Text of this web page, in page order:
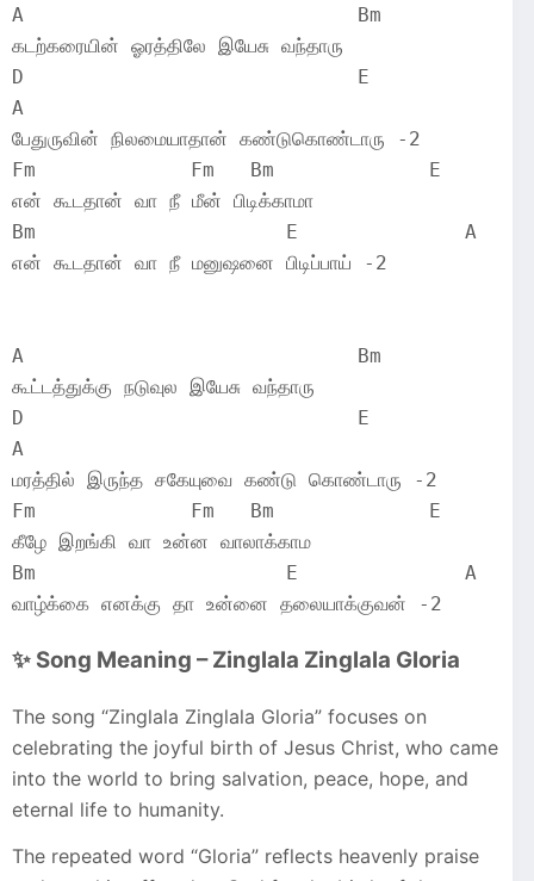
A                            Bm
கடற்கரையின் ஓரத்திலே இயேசு வந்தாரு
D                            E
A
பேதுருவின் நிலமையாதான் கண்டுகொண்டாரு -2
Fm             Fm   Bm             E
என் கூடதான் வா நீ மீன் பிடிக்காமா
Bm                     E              A
என் கூடதான் வா நீ மனுஷனை பிடிப்பாய் -2
A                            Bm
கூட்டத்துக்கு நடுவுல இயேசு வந்தாரு
D                            E
A
மரத்தில் இருந்த சகேயுவை கண்டு கொண்டாரு -2
Fm             Fm   Bm             E
கீழே இறங்கி வா உன்ன வாலாக்காம
Bm                     E              A
வாழ்க்கை எனக்கு தா உன்னை தலையாக்குவன் -2
✨ Song Meaning – Zinglala Zinglala Gloria
The song “Zinglala Zinglala Gloria” focuses on
celebrating the joyful birth of Jesus Christ, who came
into the world to bring salvation, peace, hope, and
eternal life to humanity.
The repeated word “Gloria” reflects heavenly praise